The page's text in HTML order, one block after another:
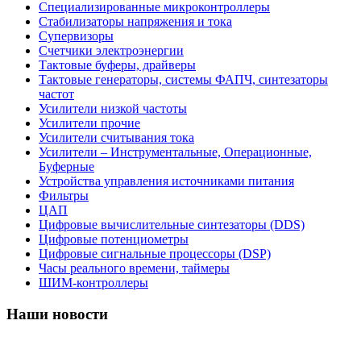
Специализированные микроконтроллеры
Стабилизаторы напряжения и тока
Супервизоры
Счетчики электроэнергии
Тактовые буферы, драйверы
Тактовые генераторы, системы ФАПЧ, синтезаторы
частот
Усилители низкой частоты
Усилители прочие
Усилители считывания тока
Усилители – Инструментальные, Операционные,
Буферные
Устройства управления источниками питания
Фильтры
ЦАП
Цифровые вычислительные синтезаторы (DDS)
Цифровые потенциометры
Цифровые сигнальные процессоры (DSP)
Часы реального времени, таймеры
ШИМ-контроллеры
Наши новости